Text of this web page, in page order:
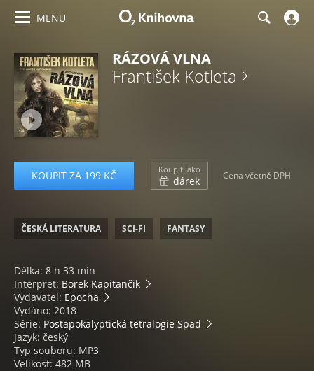
MENU
RÁZOVÁ VLNA
František Kotleta
KOUPIT ZA 199 KČ Koupit jako
dárek Cena včetně DPH
ČESKÁ LITERATURA SCI-FI FANTASY
Délka: 8 h 33 min
Interpret: Borek Kapitančik
Vydavatel: Epocha
Vydáno: 2018
Série: Postapokalyptická tetralogie Spad
Jazyk: český
Typ souboru: MP3
Velikost: 482 MB